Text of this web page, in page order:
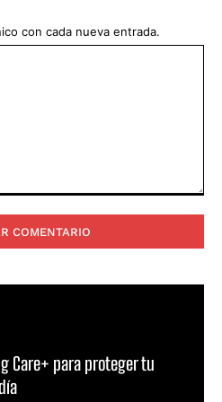
con cada nueva entrada.
Care+ para proteger tu